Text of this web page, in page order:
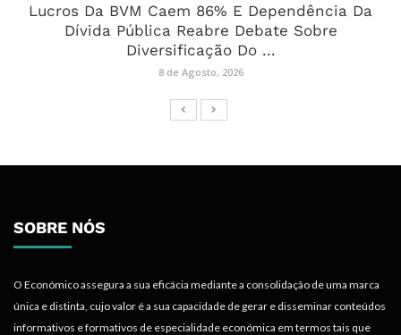
Lucros Da BVM Caem 86% E Dependência Da
Dívida Pública Reabre Debate Sobre
Diversificação Do ...
8 de Agosto, 2026
SOBRE NÓS
O Económico assegura a sua eficácia mediante a consolidação de uma marca
única e distinta, cujo valor é a sua capacidade de gerar e disseminar conteúdos
informativos e formativos de especialidade económica em termos tais que